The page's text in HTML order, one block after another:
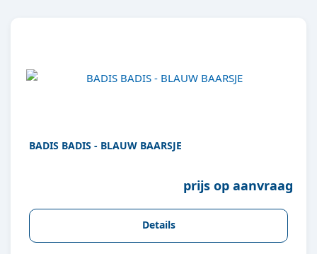
BADIS BADIS - BLAUW BAARSJE
prijs op aanvraag
Details